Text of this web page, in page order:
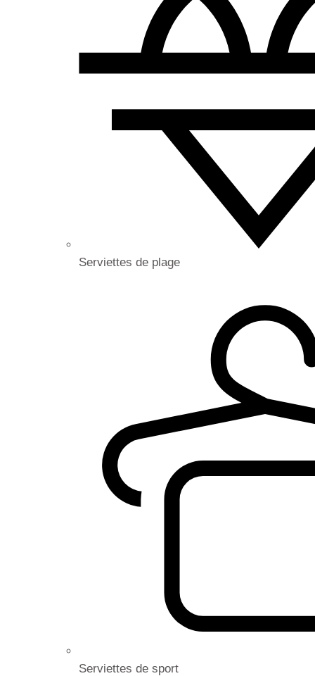
Serviettes de plage
Serviettes de sport